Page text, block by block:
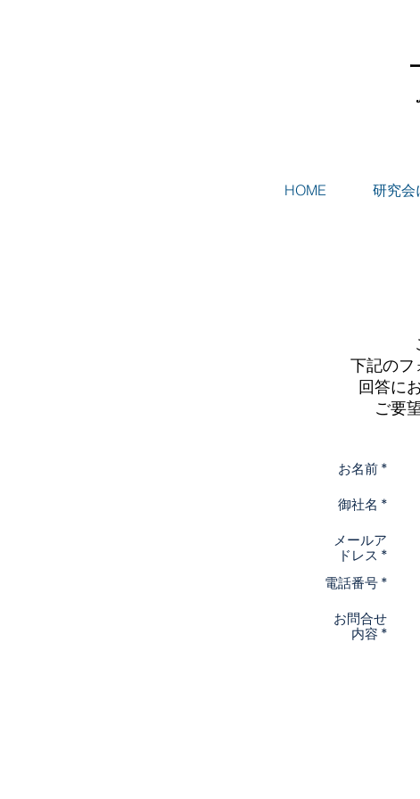
HOME 研究会
下記のフ
回答に
ご要
お名前 *
御社名 *
メールア
ドレス *
電話番号 *
お問合せ
内容 *